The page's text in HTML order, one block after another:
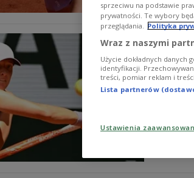
Iga
sprzeciwu na podstawie
prywatności. Te wybory
przeglądania. Polityka
Wraz z naszymi
Użycie dokładnych danych
identyfikacji.
treści, pomiar reklam i
Lista partnerów
Ustawienia